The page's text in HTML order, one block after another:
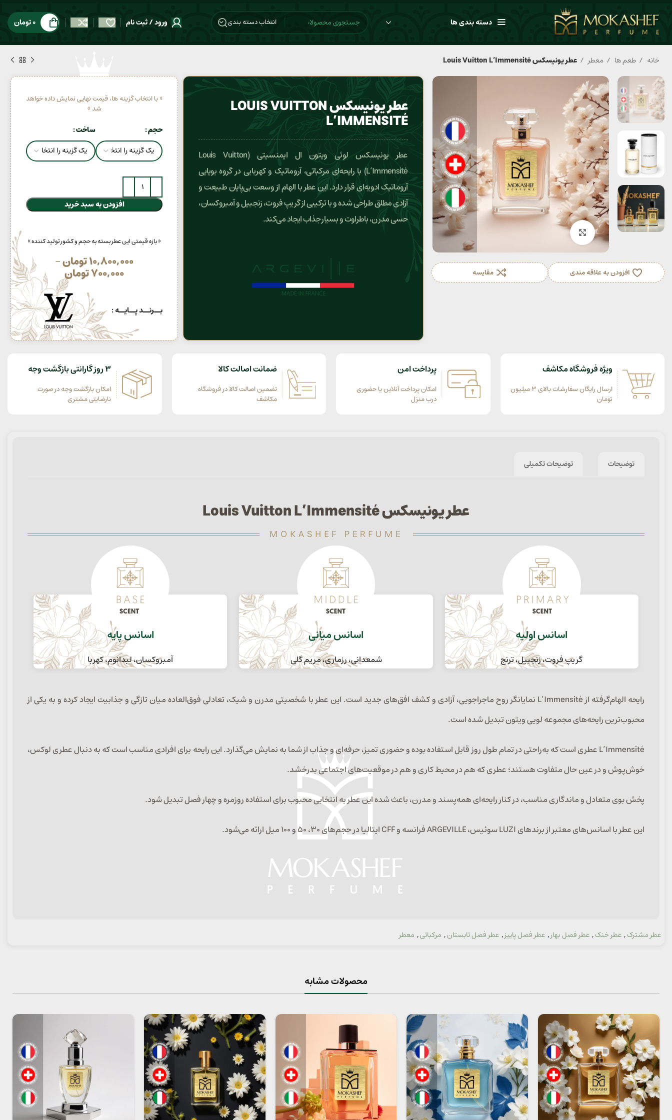
دسته بندی ها انتخاب دسته بندی ورود / ثبت نام 0تومان
خانه طعم ها معطر عطر یونیسکس Louis Vuitton L’Immensité
بزرگنمایی تصویر
افزودن به علاقه مندی مقایسه
عطر یونیسکس LOUIS VUITTON
L’IMMENSITÉ
عطر یونیسکس لوئی ویتون ال ایمنسیتی (Louis Vuitton
L’Immensité) با رایحه‌ای مرکباتی، آروماتیک و کهربایی در گروه بویایی
آروماتیک ادویه‌ای قرار دارد. این عطر با الهام از وسعت بی‌پایان طبیعت و
آزادی مطلق طراحی شده و با ترکیبی از گریپ فروت، زنجبیل و آمبروکسان،
حسی مدرن، باطراوت و بسیار جذاب ایجاد می‌کند.
« با انتخاب گزینه ها، قیمت نهایی نمایش داده خواهد
شد »
حجم ساخت
افزودن به سبد خرید
« بازه قیمتی این عطر بسته به حجم و کشور تولید کننده »
10,800,000تومان–
700,000تومان
بــرنــد پــایــه :
ویژه فروشگاه مکاشف
ارسال رایگان سفارشات بالای 3 میلیون
تومان
پرداخت امن
امکان پرداخت آنلاین یا حضوری
درب منزل
ضمانت اصالت کالا
تضمین اصالت کالا در فروشگاه
مکاشف
3 روز گارانتی بازگشت وجه
امکان بازگشت وجه در صورت
نارضایتی مشتری
توضیحات توضیحات تکمیلی
عطر یونیسکس Louis Vuitton L’Immensité
MOKASHEF PERFUME
اسانس اولیه
گریپ فروت، زنجبیل، ترنج
اسانس میانی
شمعدانی، رزماری، مریم گلی
اسانس پایه
آمبروکسان، لبدانوم، کهربا
رایحه الهام‌گرفته از L’Immensité نمایانگر روح ماجراجویی، آزادی و کشف افق‌های جدید است. این عطر با شخصیتی مدرن و شیک، تعادلی فوق‌العاده میان تازگی و جذابیت ایجاد کرده و به یکی از
محبوب‌ترین رایحه‌های مجموعه لویی ویتون تبدیل شده است.
L’Immensité عطری است که به‌راحتی در تمام طول روز قابل استفاده بوده و حضوری تمیز، حرفه‌ای و جذاب از شما به نمایش می‌گذارد. این رایحه برای افرادی مناسب است که به دنبال عطری لوکس،
خوش‌پوش و در عین حال متفاوت هستند؛ عطری که هم در محیط کاری و هم در موقعیت‌های اجتماعی بدرخشد.
پخش بوی متعادل و ماندگاری مناسب، در کنار رایحه‌ای همه‌پسند و مدرن، باعث شده این عطر به انتخابی محبوب برای استفاده روزمره و چهار فصل تبدیل شود.
این عطر با اسانس‌های معتبر از برندهای LUZI سوئیس، ARGEVILLE فرانسه و CFF ایتالیا در حجم‌های ۳۰، ۵۰ و ۱۰۰ میل ارائه می‌شود.
عطر مشترک, عطر خنک, عطر فصل بهار, عطر فصل پاییز, عطر فصل تابستان, مرکباتی, معطر
محصولات مشابه